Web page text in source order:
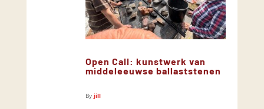
Open Call: kunstwerk van
middeleeuwse ballaststenen
By jill